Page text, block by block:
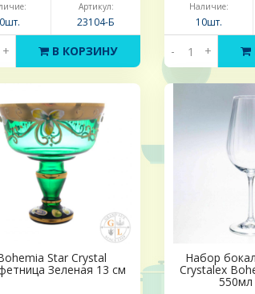
Артикул:
23104-Б
+ В КОРЗИНУ
Наличие:
10шт.
- +
Star Crystal
Зеленая 13 см
Набор
Crystalex